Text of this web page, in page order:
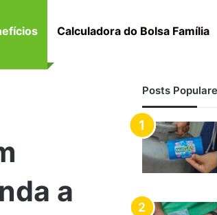
Calculadora do Bolsa Família
a
Posts